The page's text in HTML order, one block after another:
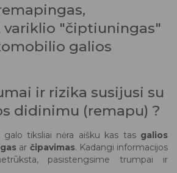
variklio "čiptiuningas"
galios
ir rizika susijusi su
didinimu (remapu) ?
tiksliai nėra aišku kas tas galios
ar čipavimas. Kadangi informacijos
pasistengsime trumpai ir